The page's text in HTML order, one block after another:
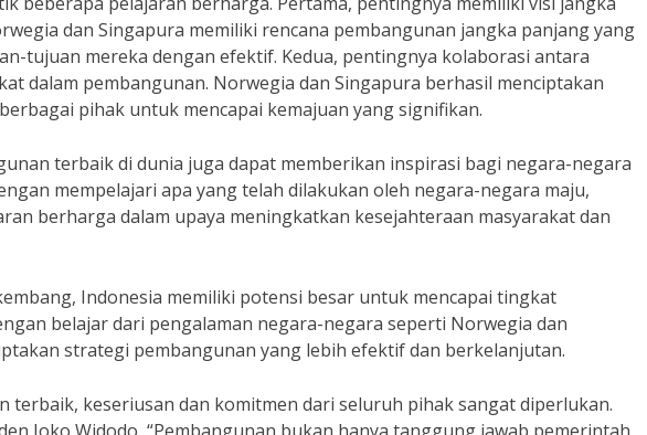
dan Singapura memiliki rencana pembangunan jangka panjang yang
tujuan mereka dengan efektif. Kedua, pentingnya kolaborasi antara
dalam pembangunan. Norwegia dan Singapura berhasil menciptakan
pihak untuk mencapai kemajuan yang signifikan.
terbaik di dunia juga dapat memberikan inspirasi bagi negara-negara
mempelajari apa yang telah dilakukan oleh negara-negara maju,
berharga dalam upaya meningkatkan kesejahteraan masyarakat dan
Indonesia memiliki potensi besar untuk mencapai tingkat
belajar dari pengalaman negara-negara seperti Norwegia dan
strategi pembangunan yang lebih efektif dan berkelanjutan.
terbaik, keseriusan dan komitmen dari seluruh pihak sangat diperlukan.